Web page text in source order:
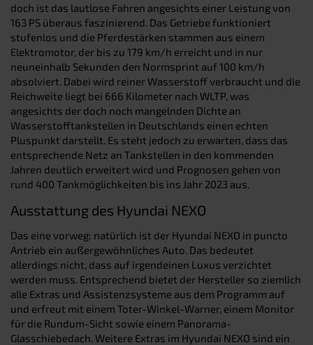
doch ist das lautlose Fahren angesichts einer Leistung von
163 PS überaus faszinierend. Das Getriebe funktioniert
stufenlos und die Pferdestärken stammen aus einem
Elektromotor, der bis zu 179 km/h erreicht und in nur
neuneinhalb Sekunden den Normsprint auf 100 km/h
absolviert. Dabei wird reiner Wasserstoff verbraucht und die
Reichweite liegt bei 666 Kilometer nach WLTP, was
angesichts der doch noch mangelnden Dichte an
Wasserstofftankstellen in Deutschlands einen echten
Pluspunkt darstellt. Es steht jedoch zu erwarten, dass das
entsprechende Netz an Tankstellen in den kommenden
Jahren deutlich erweitert wird und Prognosen gehen von
rund 400 Tankmöglichkeiten bis ins Jahr 2023 aus.
Ausstattung des Hyundai NEXO
Das eine vorweg: natürlich ist der Hyundai NEXO in puncto
Antrieb ein außergewöhnliches Auto. Das bedeutet
allerdings nicht, dass auf irgendeinen Luxus verzichtet
werden muss. Entsprechend bietet der Hersteller so ziemlich
alle Extras und Assistenzsysteme aus dem Programm auf
und erfreut mit einem Toter-Winkel-Warner, einem Monitor
für die Rundum-Sicht sowie einem Panorama-
Glasschiebedach. Weitere Extras im Hyundai NEXO sind ein